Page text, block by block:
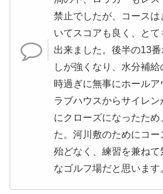
禁止でしたが、コースは
いてスコアも良く、と
出来ました。後半の13
しが強くなり、水分補
時過ぎに無事にホールア
ラブハウスからサイレ
にクローズになったため
た。河川敷のためにコ
殆どなく、練習を兼ね
なゴルフ場だと思います